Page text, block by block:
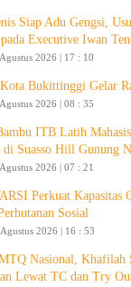
Siap Adu Gengsi,
Executive Iwan
2026 | 17 : 10
Bukittinggi Gelar
2026 | 08 : 35
ITB Latih
di Suasso Hill Gunung
2026 | 07 : 21
Perkuat Kapasitas
Sosial
2026 | 16 : 53
Nasional, Khafilah
Lewat TC dan Try